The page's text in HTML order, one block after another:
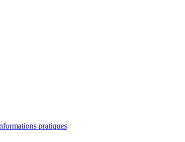
pratiques